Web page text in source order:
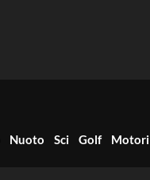
Nuoto Sci Golf Motori